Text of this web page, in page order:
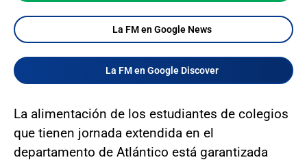
La FM en Google News
La FM en Google Discover
La alimentación de los estudiantes de colegios
que tienen jornada extendida en el
departamento de Atlántico está garantizada